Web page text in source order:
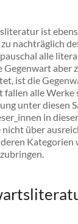
ist
nachträglich
alle
Gegenwart aber
ist die
fallen alle Werke
unter diesen
in
nicht über
Kategorien